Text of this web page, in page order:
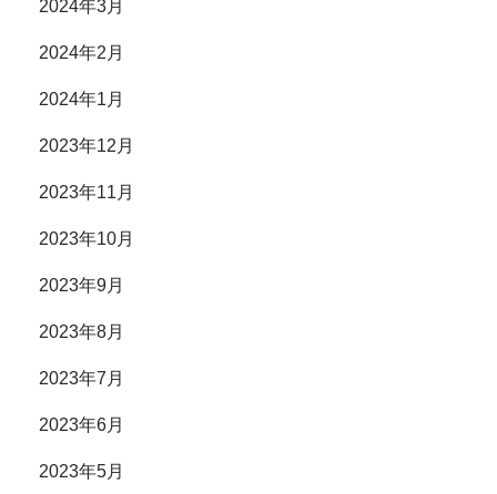
2024年3月
2024年2月
2024年1月
2023年12月
2023年11月
2023年10月
2023年9月
2023年8月
2023年7月
2023年6月
2023年5月